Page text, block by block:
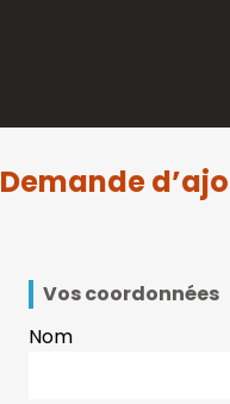
Demande
Vos coordonnées
Nom